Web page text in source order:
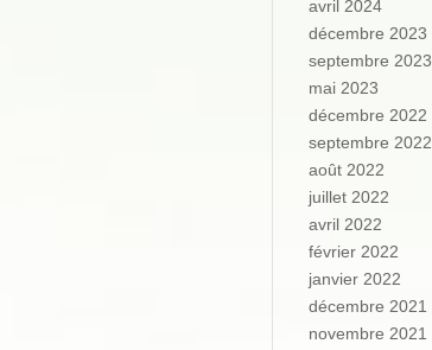
avril 2024
décembre 2023
septembre 2023
mai 2023
décembre 2022
septembre 2022
août 2022
juillet 2022
avril 2022
février 2022
janvier 2022
décembre 2021
novembre 2021